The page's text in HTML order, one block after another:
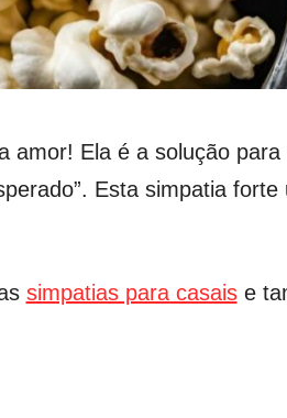
Ela é a solução
Esta simpatia
simpatias para casaise